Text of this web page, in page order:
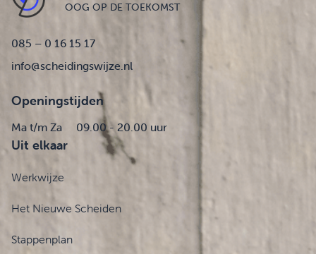
OOG OP DE TOEKOMST
085 – 0 16 15 17
info@scheidingswijze.nl
Openingstijden
Ma t/m Za 09.00 - 20.00 uur
Uit elkaar
Werkwijze
Het Nieuwe Scheiden
Stappenplan